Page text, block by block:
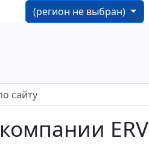
(регион не выбран)
ERV